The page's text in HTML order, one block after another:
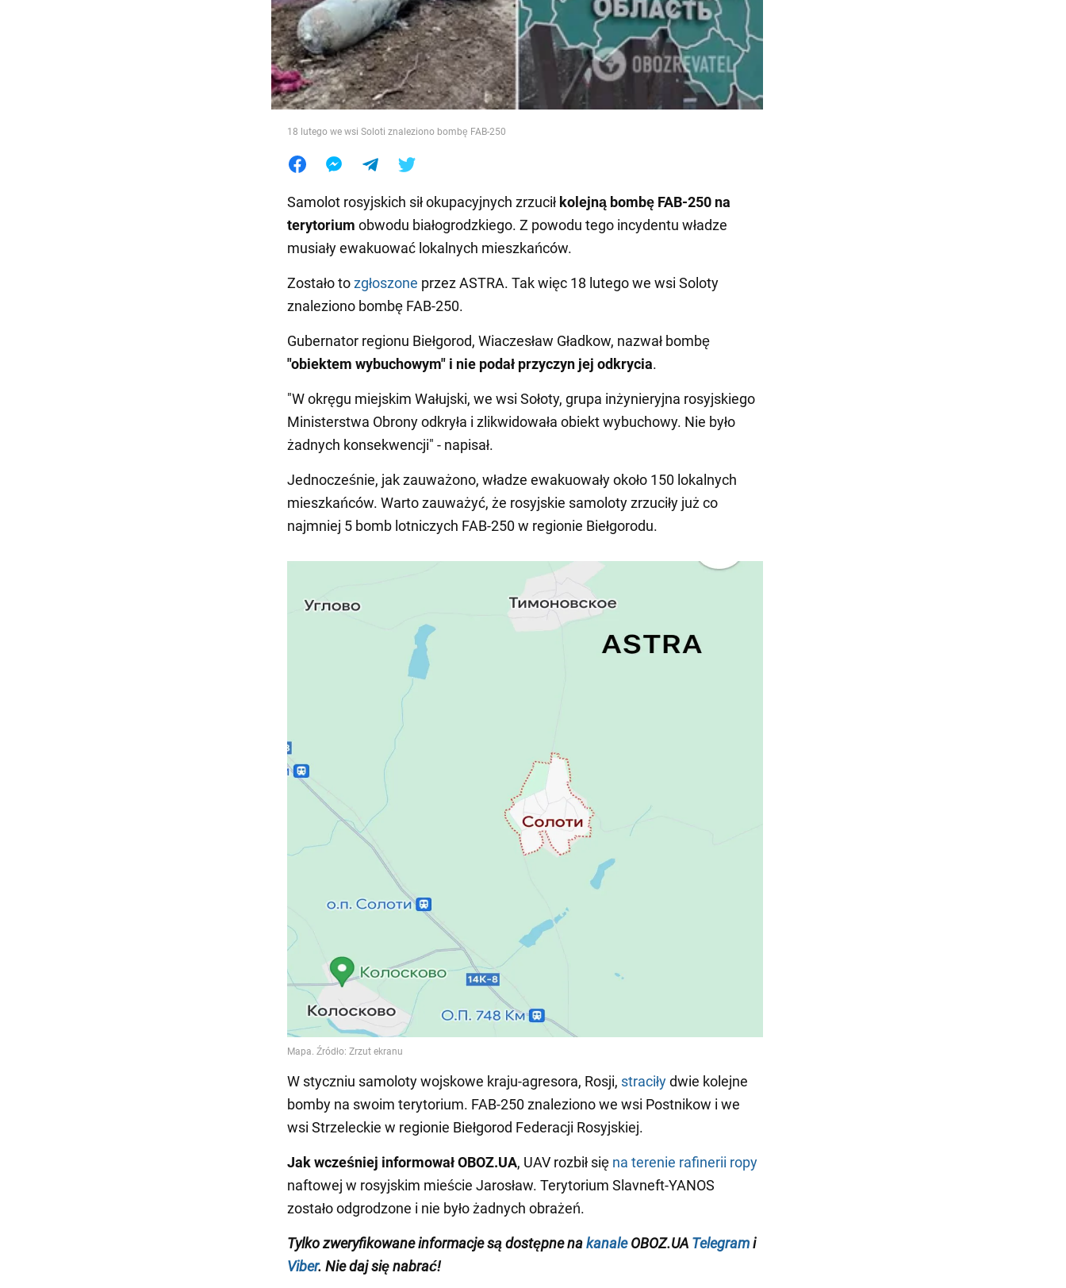
Jedzenie
18 lutego we wsi Soloti znaleziono bombę FAB-250
Samolot rosyjskich sił okupacyjnych zrzucił kolejną bombę FAB-250 na
terytorium obwodu białogrodzkiego. Z powodu tego incydentu władze
musiały ewakuować lokalnych mieszkańców.
Zostało tozgłoszone przez ASTRA. Tak więc 18 lutego we wsi Soloty
znaleziono bombę FAB-250.
Gubernator regionu Biełgorod, Wiaczesław Gładkow, nazwał bombę
"obiektem wybuchowym" i nie podał przyczyn jej odkrycia.
"W okręgu miejskim Wałujski, we wsi Sołoty, grupa inżynieryjna rosyjskiego
Ministerstwa Obrony odkryła i zlikwidowała obiekt wybuchowy. Nie było
żadnych konsekwencji" - napisał.
Jednocześnie, jak zauważono, władze ewakuowały około 150 lokalnych
mieszkańców. Warto zauważyć, że rosyjskie samoloty zrzuciły już co
najmniej 5 bomb lotniczych FAB-250 w regionie Biełgorodu.
W styczniu samoloty wojskowe kraju-agresora, Rosji, straciłydwie kolejne
bomby na swoim terytorium. FAB-250 znaleziono we wsi Postnikow i we
wsi Strzeleckie w regionie Biełgorod Federacji Rosyjskiej.
Jak wcześniej informowałOBOZ.UA, UAV rozbił się na terenie rafinerii ropy
naftowej w rosyjskim mieście Jarosław. Terytorium Slavneft-YANOS
zostało odgrodzone i nie było żadnych obrażeń.
Tylko zweryfikowane informacje są dostępne nakanaleOBOZ.UA Telegrami
Viber. Nie daj się nabrać!